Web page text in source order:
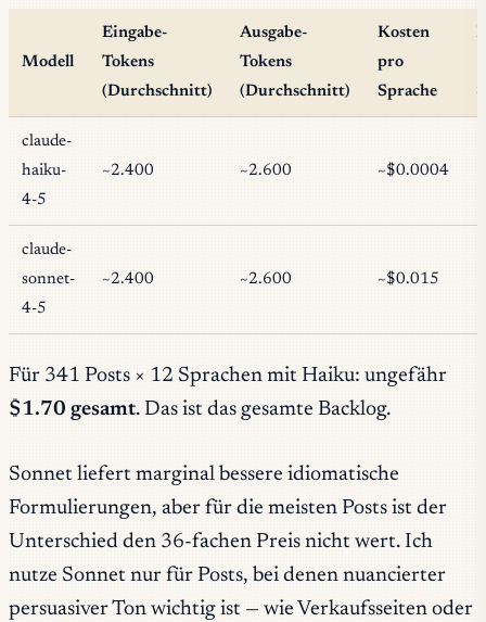
Modell
Eingabe-
Tokens
(Durchschnitt)
Ausgabe-
Tokens
(Durchschnitt)
Kosten
pro
Sprache
claude-
haiku-
4-5
~2.400 ~2.600 ~$0.0004
claude-
sonnet-
4-5
~2.400 ~2.600 ~$0.015
Für 341 Posts × 12 Sprachen mit Haiku: ungefähr
$1.70 gesamt. Das ist das gesamte Backlog.
Sonnet liefert marginal bessere idiomatische
Formulierungen, aber für die meisten Posts ist der
Unterschied den 36-fachen Preis nicht wert. Ich
nutze Sonnet nur für Posts, bei denen nuancierter
persuasiver Ton wichtig ist — wie Verkaufsseiten oder